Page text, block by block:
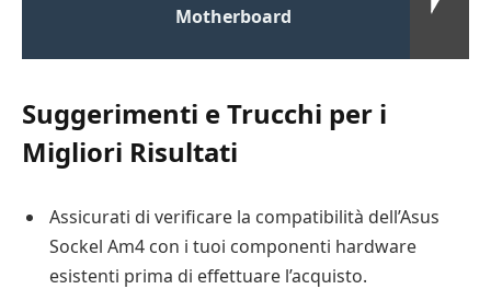
Motherboard
Suggerimenti e Trucchi per i
Migliori Risultati
Assicurati di verificare la compatibilità dell’Asus
Sockel Am4 con i tuoi componenti hardware
esistenti prima di effettuare l’acquisto.